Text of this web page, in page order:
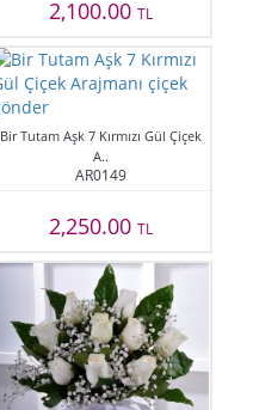
2,100.00 TL
Bir Tutam Aşk 7 Kırmızı Gül Çiçek
A..
AR0149
2,250.00 TL